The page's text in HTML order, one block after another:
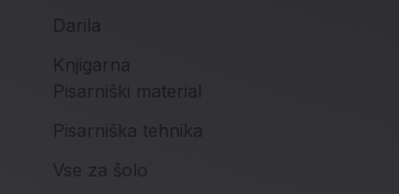
Darila
Knjigarna
Pisarniški material
Pisarniška tehnika
Vse za šolo